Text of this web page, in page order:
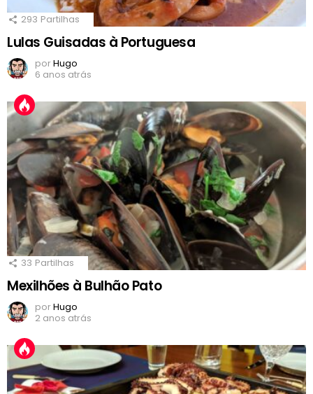
293 Partilhas
Lulas Guisadas à Portuguesa
porHugo
6 anos atrás
33 Partilhas
Mexilhões à Bulhão Pato
porHugo
2 anos atrás